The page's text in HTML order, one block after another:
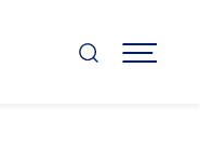
MENÚ